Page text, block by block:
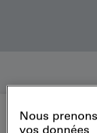
Nous
vos données